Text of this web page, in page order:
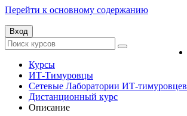
Перейти к основному содержанию
Вход
Курсы
ИТ-Тимуровцы
Сетевые Лаборатории ИТ-тимуровцев
Дистанционный курс
Описание